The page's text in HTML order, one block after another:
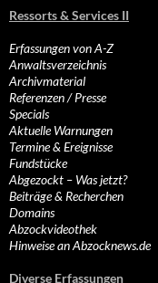
Ressorts & Services II
Erfassungen von A-Z
Anwaltsverzeichnis
Archivmaterial
Referenzen / Presse
Specials
Aktuelle Warnungen
Termine & Ereignisse
Fundstücke
Abgezockt – Was jetzt?
Beiträge & Recherchen
Domains
Abzockvideothek
Hinweise an Abzocknews.de
Diverse Erfassungen